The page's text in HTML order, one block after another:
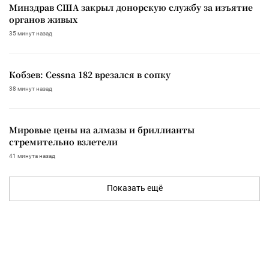
Минздрав США закрыл донорскую службу за изъятие
органов живых
35 минут назад
Кобзев: Cessna 182 врезался в сопку
38 минут назад
Мировые цены на алмазы и бриллианты
стремительно взлетели
41 минута назад
Показать ещё